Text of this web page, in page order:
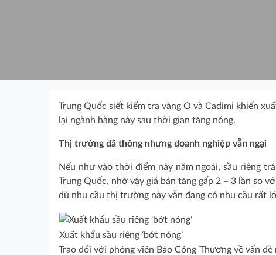
Trung Quốc siết kiểm tra vàng O và Cadimi khiến
lại ngành hàng này sau thời gian tăng nóng.
Thị trường đã thông nhưng doanh nghiệp vẫn ngại
Nếu như vào thời điểm này năm ngoái, sầu riêng
Trung Quốc, nhờ vậy giá bán tăng gấp 2 – 3 lần so
dù nhu cầu thị trường này vẫn đang có nhu cầu rất
Xuất khẩu sầu riêng ‘bớt nóng’
Trao đổi với phóng viên Báo Công Thương về vấn